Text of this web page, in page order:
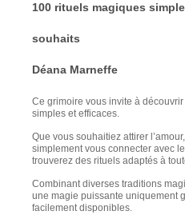
100 rituels magiques
souhaits
Déana Marneffe
Ce grimoire vous invite à
simples et efficaces.
Que vous souhaitiez attirer
simplement vous connecter avec
trouverez des rituels adaptés à
Combinant diverses traditions
une magie puissante uniquement
facilement disponibles.